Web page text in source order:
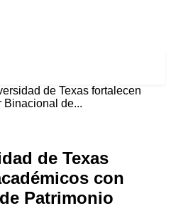
de Texas fortalecen
Binacional de...
de Texas
con
Patrimonio